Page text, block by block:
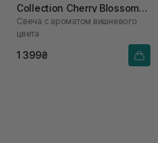
Collection Cherry Blossom
and Vanilla 184 г
Свеча с ароматом вишневого
цвета
1 399₴